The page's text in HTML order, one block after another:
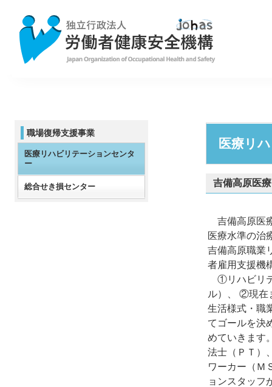
医療リ
吉備高原医
吉備高原医
医療水準の治
吉備高原職業
者雇用支援機
①リハビリテ
ル）、 ②現在
生活様式・職
てゴールを決
めていきます
法士（ＰＴ）
ワーカー（Ｍ
ョンスタッフ
職場復帰支援事業
医療リハビリテーションセンタ
ー
総合せき損センター